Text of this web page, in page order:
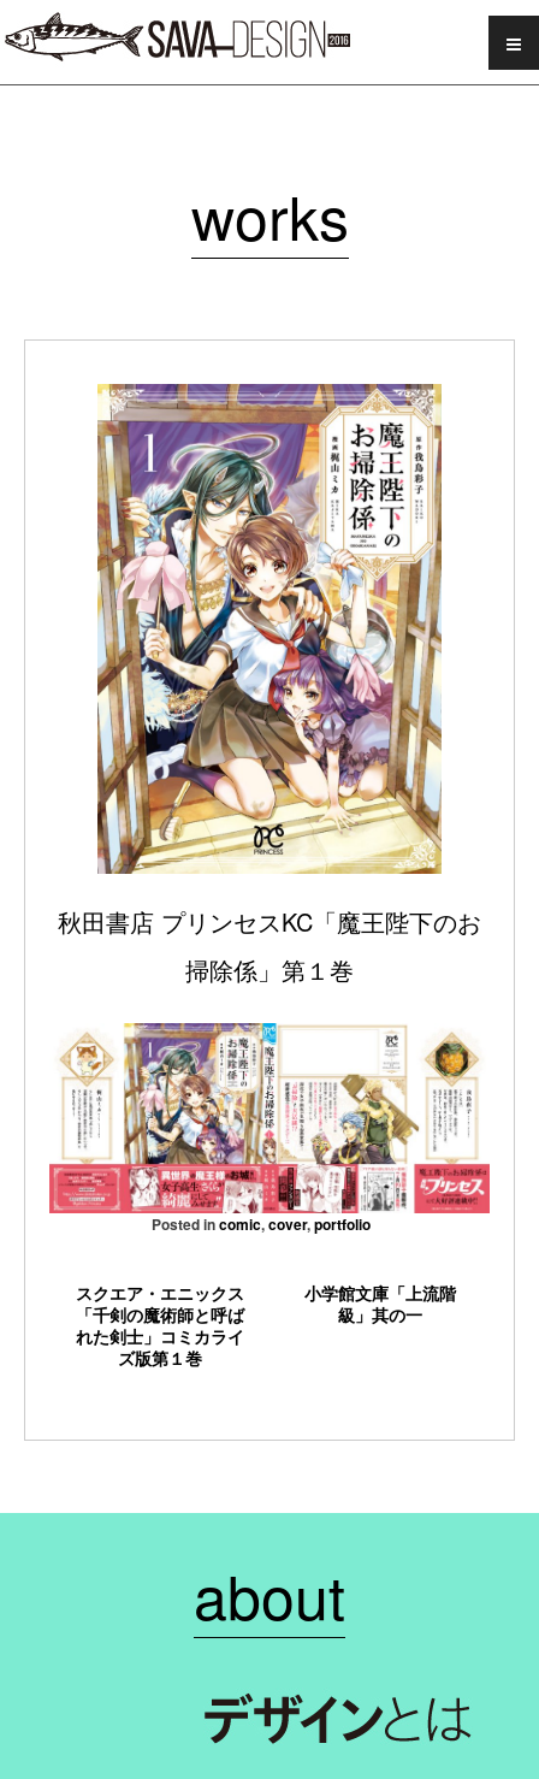
SAVA DESIGN
works
秋田書店 プリンセスKC「魔王陛下のお
掃除係」第１巻
Posted incomic,cover,portfolio
スクエア・エニックス
「千剣の魔術師と呼ば
れた剣士」コミカライ
ズ版第１巻
小学館文庫「上流階
級」其の一
about